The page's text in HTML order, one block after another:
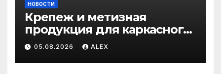
НОВОСТИ
Крепеж и метизная
продукция для каркасного
и загородного
строительства: от
саморезов до анкеров
05.08.2026 ALEX